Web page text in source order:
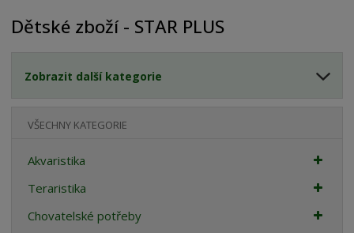
d
s
a
a
Dětské zboží - STAR PLUS
Zobrazit další kategorie
VŠECHNY KATEGORIE
Akvaristika
Teraristika
Chovatelské potřeby